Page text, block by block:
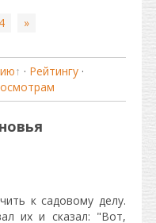
4 »
· Рейтингу ·
к садовому делу.
их и сказал: "Вот,